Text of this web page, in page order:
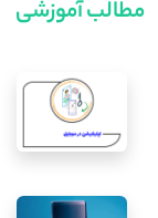
مطالب آموزشی